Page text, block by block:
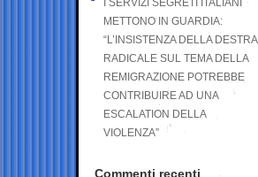
I SERVIZI SEGRETI ITALIANI
METTONO IN GUARDIA:
“L’INSISTENZA DELLA DESTRA
RADICALE SUL TEMA DELLA
REMIGRAZIONE POTREBBE
CONTRIBUIRE AD UNA
ESCALATION DELLA
VIOLENZA”
Commenti recenti